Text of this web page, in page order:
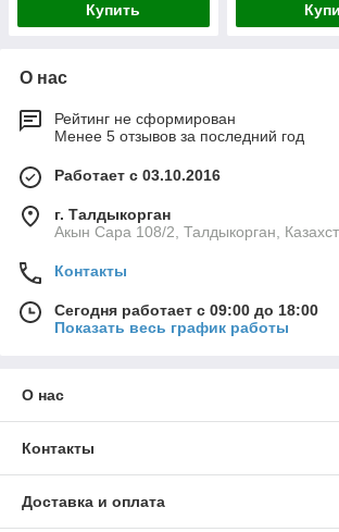
Купить
О нас
Рейтинг не сформирован
Менее 5 отзывов за последний год
Работает с 03.10.2016
г. Талдыкорган
Акын Сара 108/2, Талдыкорган,
Контакты
Сегодня работает с 09:00 до 18:00
Показать весь график работы
О нас
Контакты
Доставка и оплата